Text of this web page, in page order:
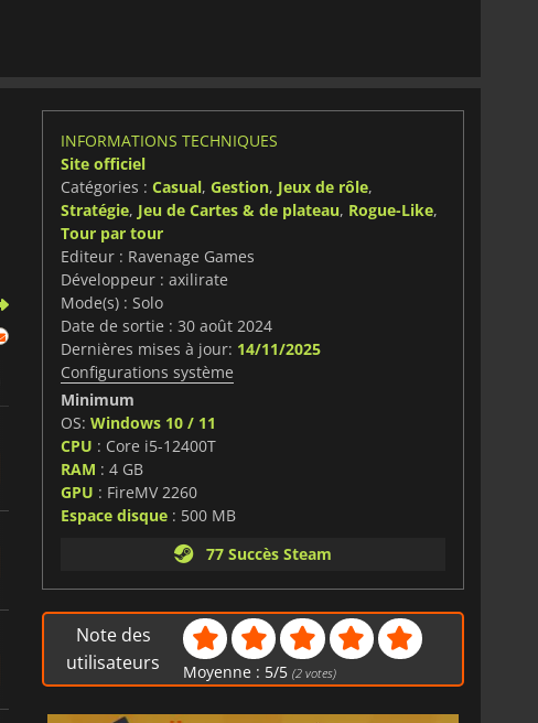
INFORMATIONS TECHNIQUES
Site officiel
Catégories : Casual, Gestion, Jeux de rôle,
Stratégie, Jeu de Cartes & de plateau, Rogue-Like,
Tour par tour
Editeur : Ravenage Games
Développeur : axilirate
Mode(s) : Solo
Date de sortie : 30 août 2024
Dernières mises à jour: 14/11/2025
Configurations système
Minimum
OS: Windows 10 / 11
CPU : Core i5-12400T
RAM : 4 GB
GPU : FireMV 2260
Espace disque: 500 MB
77 Succès Steam
Note des
utilisateurs
Moyenne : 5/5 (2 votes)